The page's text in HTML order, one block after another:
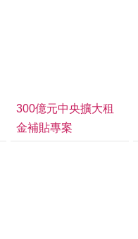
300億元中央擴大租
金補貼專案